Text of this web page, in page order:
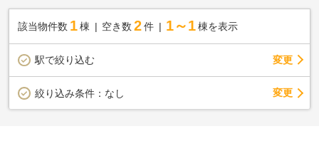
該当物件数 1棟 空き数 2 件 1～1 棟を表示
駅で絞り込む 変更
絞り込み条件： なし 変更